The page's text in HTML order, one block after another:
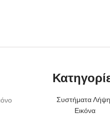
Συστήματα
Εικόνα